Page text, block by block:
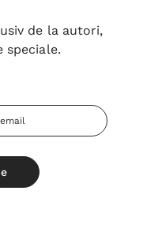
de la autori,
speciale.